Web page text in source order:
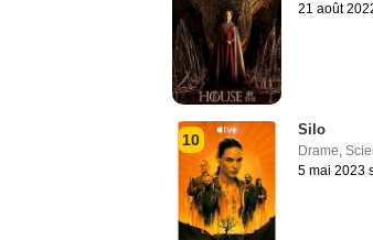
21 août
10
Silo
Drame,
5 mai 2023